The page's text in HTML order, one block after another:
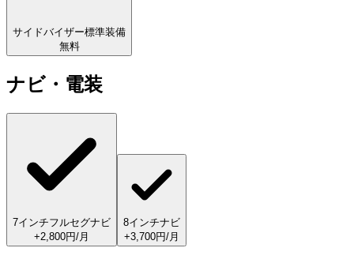
サイドバイザー標準装備
無料
ナビ・電装
7インチフルセグナビ
+2,800円/月
8インチナビ
+3,700円/月